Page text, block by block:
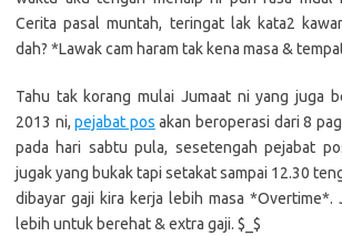
Cerita pasal muntah, teringat lak kata2
dah? *Lawak cam haram tak kena masa &
Tahu tak korang mulai Jumaat ni yang juga
2013 ni,pejabat pos akan beroperasi dari 8
pada hari sabtu pula, sesetengah pejabat
jugak yang bukak tapi setakat sampai 12.30
dibayar gaji kira kerja lebih masa *Overtime*.
lebih untuk berehat & extra gaji. $_$